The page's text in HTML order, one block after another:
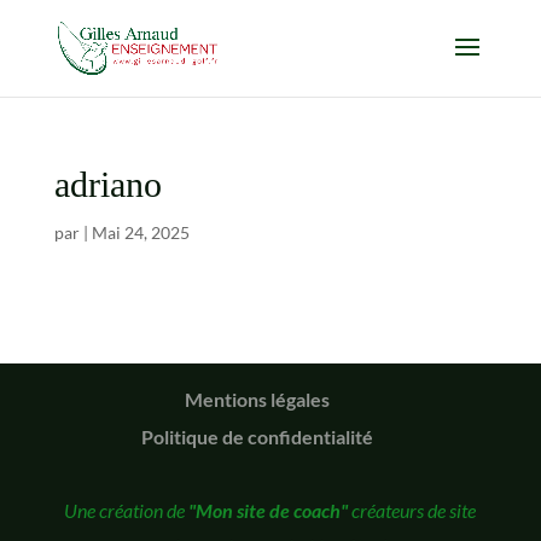
adriano
par | Mai 24, 2025
Mentions légales
Politique de confidentialité
Une création de "Mon site de coach"créateurs de site